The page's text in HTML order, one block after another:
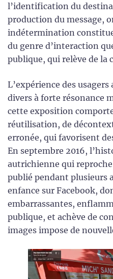
l’identification du
production du message,
indétermination
du genre d’interaction
publique, qui relève de la
L’expérience des
divers à forte résonance
cette exposition
réutilisation, de
erronée, qui favorisent
En septembre 2016,
autrichienne qui reproche
publié pendant plusieurs
enfance sur Facebook,
embarrassantes,
publique, et achève de
images impose de